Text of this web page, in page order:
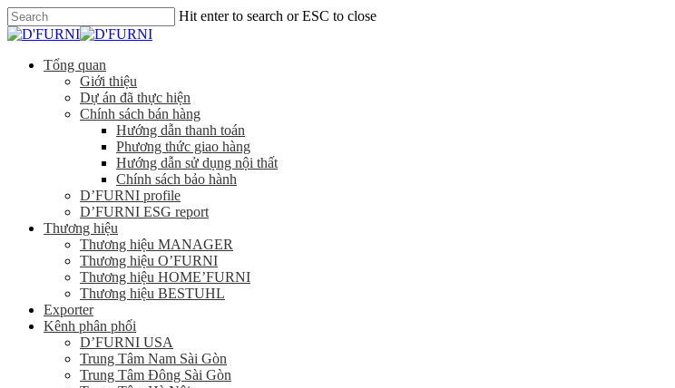
Hit enter to search or ESC to close
Tổng quan
Giới thiệu
Dự án đã thực hiện
Chính sách bán hàng
Hướng dẫn thanh toán
Phương thức giao hàng
Hướng dẫn sử dụng nội thất
Chính sách bảo hành
D’FURNI profile
D’FURNI ESG report
Thương hiệu
Thương hiệu MANAGER
Thương hiệu O’FURNI
Thương hiệu HOME’FURNI
Thương hiệu BESTUHL
Exporter
Kênh phân phối
D’FURNI USA
Trung Tâm Nam Sài Gòn
Trung Tâm Đông Sài Gòn